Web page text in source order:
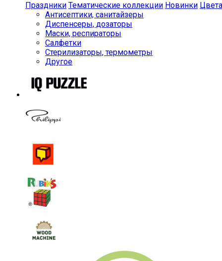
Праздники Тематические коллекции Новинки Цвета
Антисептики, санитайзеры
Диспенсеры, дозаторы
Маски, респираторы
Салфетки
Стерилизаторы, термометры
Другое